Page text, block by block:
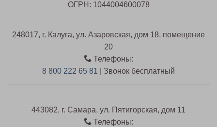
ОГРН: 1044004600078
248017, г. Калуга, ул. Азаровская, дом 18, помещение
20
Телефоны:
8 800 222 65 81 | Звонок бесплатный
443082, г. Самара, ул. Пятигорская, дом 11
Телефоны: